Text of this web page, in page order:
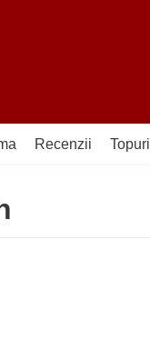
Recenzii Topuri